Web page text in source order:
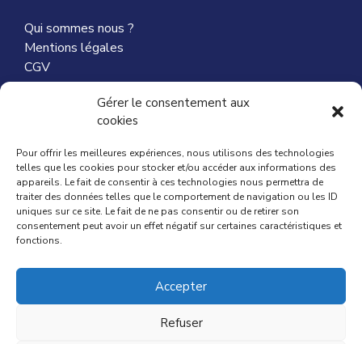
Gérer le consentement aux
cookies
Pour offrir les meilleures expériences, nous utilisons des technologies
telles que les cookies pour stocker et/ou accéder aux informations des
appareils. Le fait de consentir à ces technologies nous permettra de
traiter des données telles que le comportement de navigation ou les ID
uniques sur ce site. Le fait de ne pas consentir ou de retirer son
consentement peut avoir un effet négatif sur certaines caractéristiques et
fonctions.
Accepter
Refuser
Qui sommes nous ?
Mentions légales
CGV
Nous contacter
ACTUALITÉ
Comment choisir ma nounou ?
Comment déclarer ma nounou ?
Aides Caf pour ma nounou
Contrat de travail d’une nounou